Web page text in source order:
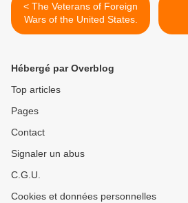
< The Veterans of Foreign
Wars of the United States.
Hébergé par Overblog
Top articles
Pages
Contact
Signaler un abus
C.G.U.
Cookies et données personnelles